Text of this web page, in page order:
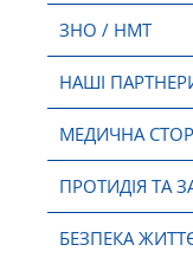
ЗНО / НМТ
НАШІ
МЕДИЧНА
ПРОТИДІЯ ТА
БЕЗПЕКА